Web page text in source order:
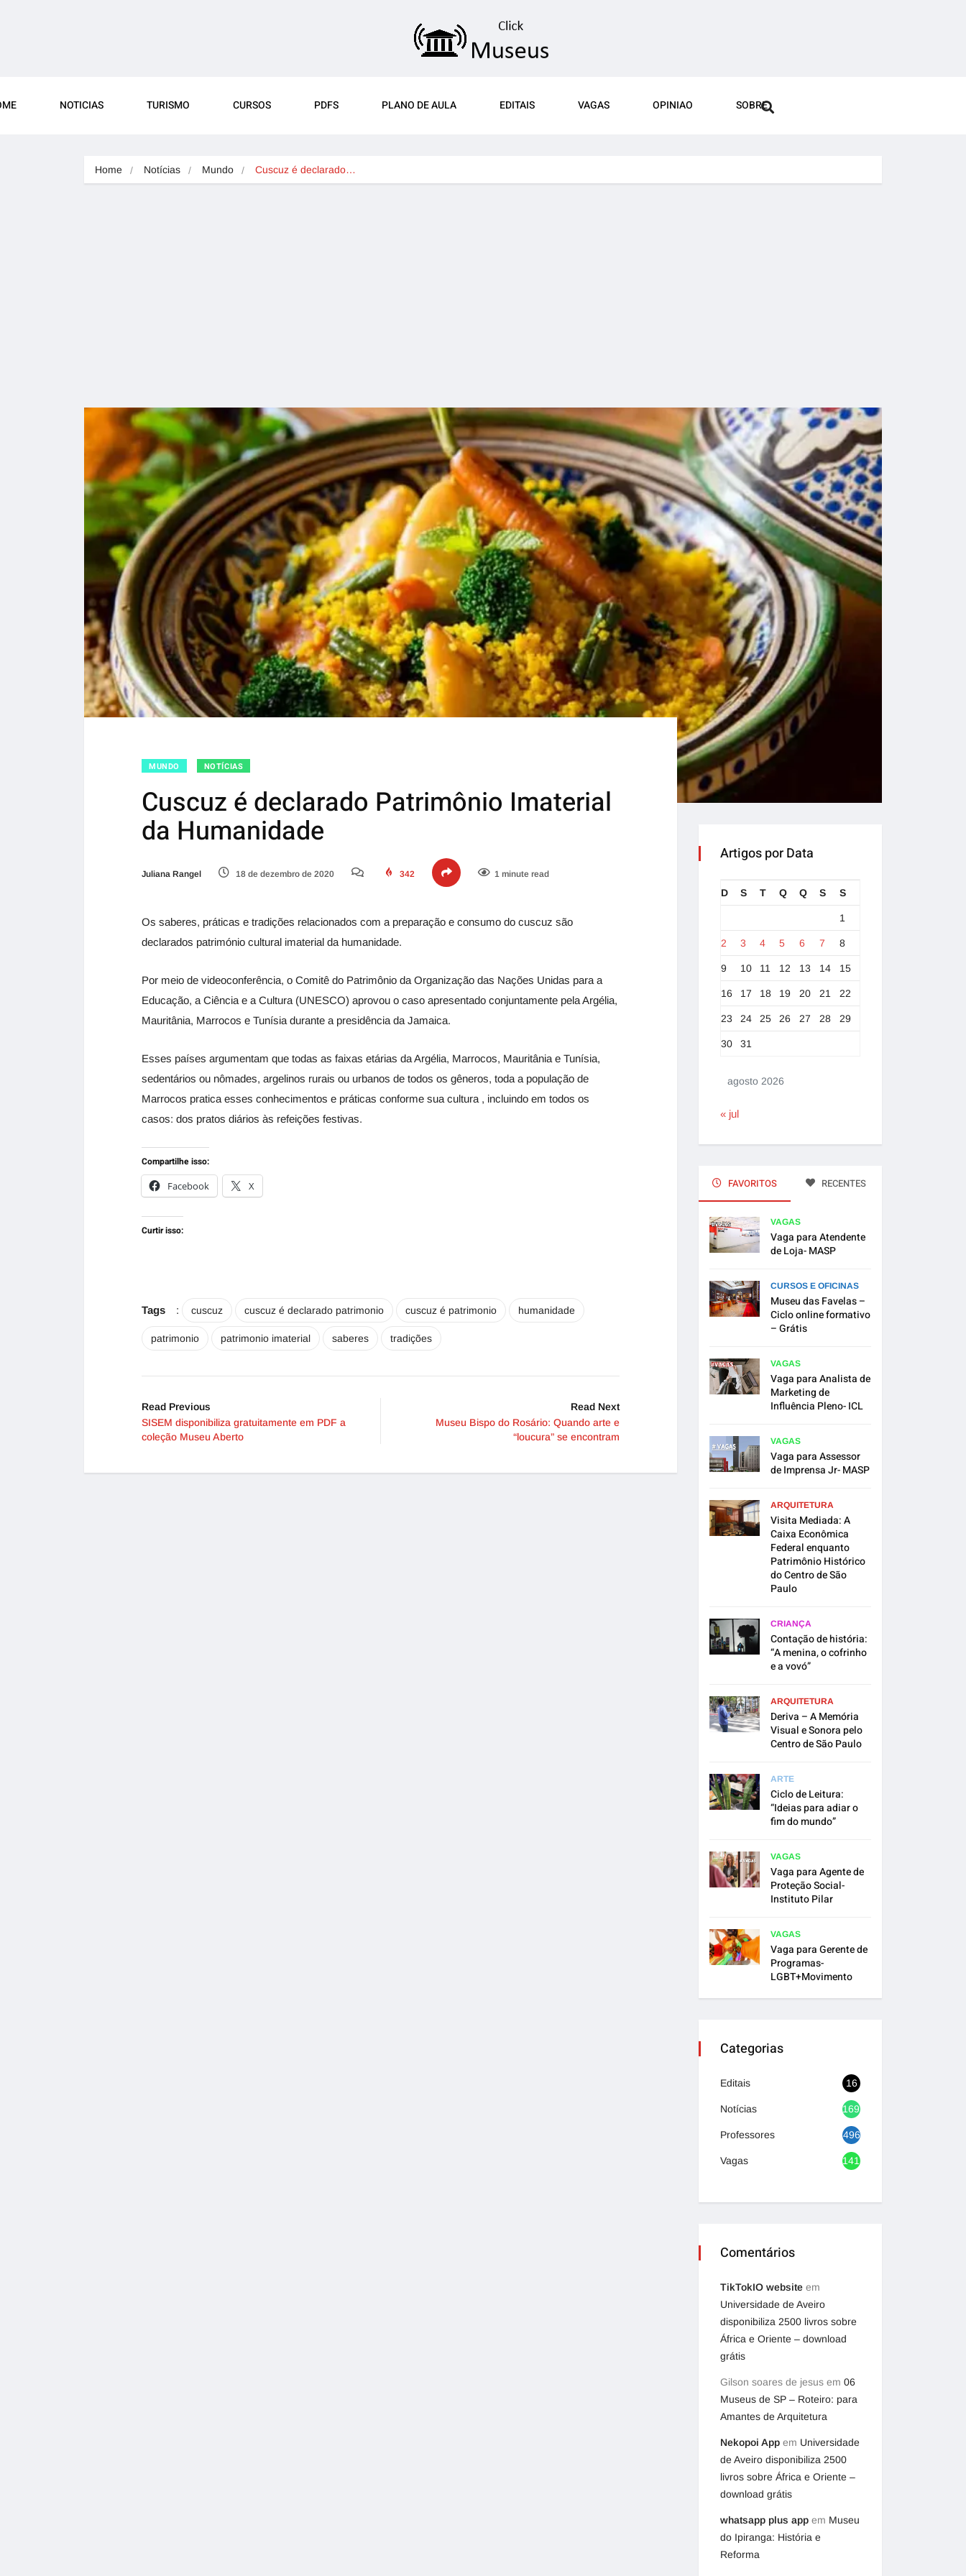
NOTICIAS TURISMO CURSOS PDFS PLANO DE AULA EDITAIS VAGAS OPINIAO SOBRE
Home Notícias Mundo Cuscuz é declarado…
MUNDO NOTÍCIAS
Cuscuz é declarado Patrimônio Imaterial
da Humanidade
Juliana Rangel 18 de dezembro de 2020 342 1 minute read
Os saberes, práticas e tradições relacionados com a preparação e consumo do cuscuz são
declarados património cultural imaterial da humanidade.
Por meio de videoconferência, o Comitê do Patrimônio da Organização das Nações Unidas para a
Educação, a Ciência e a Cultura (UNESCO) aprovou o caso apresentado conjuntamente pela Argélia,
Mauritânia, Marrocos e Tunísia durante a presidência da Jamaica.
Esses países argumentam que todas as faixas etárias da Argélia, Marrocos, Mauritânia e Tunísia,
sedentários ou nômades, argelinos rurais ou urbanos de todos os gêneros, toda a população de
Marrocos pratica esses conhecimentos e práticas conforme sua cultura , incluindo em todos os
casos: dos pratos diários às refeições festivas.
Compartilhe isso:
Facebook
X
Curtir isso:
Tags : cuscuz cuscuz é declarado patrimonio cuscuz é patrimonio humanidade
patrimonio patrimonio imaterial saberes tradições
Read Previous
SISEM disponibiliza gratuitamente em PDF a
coleção Museu Aberto
Read Next
Museu Bispo do Rosário: Quando arte e
“loucura” se encontram
Artigos por Data
agosto 2026
D S T Q Q S S
1
2 3 4 5 6 7 8
9 10 11 12 13 14 15
16 17 18 19 20 21 22
23 24 25 26 27 28 29
30 31
« jul
FAVORITOS RECENTES
VAGAS
Vaga para Atendente
de Loja- MASP
CURSOS E OFICINAS
Museu das Favelas –
Ciclo online formativo
– Grátis
VAGAS
Vaga para Analista de
Marketing de
Influência Pleno- ICL
VAGAS
Vaga para Assessor
de Imprensa Jr- MASP
ARQUITETURA
Visita Mediada: A
Caixa Econômica
Federal enquanto
Patrimônio Histórico
do Centro de São
Paulo
CRIANÇA
Contação de história:
“A menina, o cofrinho
e a vovó”
ARQUITETURA
Deriva – A Memória
Visual e Sonora pelo
Centro de São Paulo
ARTE
Ciclo de Leitura:
“Ideias para adiar o
fim do mundo”
VAGAS
Vaga para Agente de
Proteção Social-
Instituto Pilar
VAGAS
Vaga para Gerente de
Programas-
LGBT+Movimento
Categorias
Editais 16
Notícias 1692
Professores 496
Vagas 1417
Comentários
TikTokIO website em
Universidade de Aveiro
disponibiliza 2500 livros sobre
África e Oriente – download
grátis
Gilson soares de jesus em 06
Museus de SP – Roteiro: para
Amantes de Arquitetura
Nekopoi App em Universidade
de Aveiro disponibiliza 2500
livros sobre África e Oriente –
download grátis
whatsapp plus app em Museu
do Ipiranga: História e
Reforma